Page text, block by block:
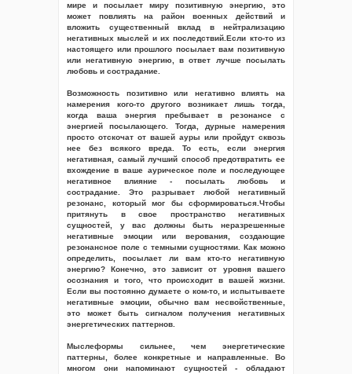
мире и посылает миру позитивную энергию, это
может повлиять на район военных действий и
вложить существенный вклад в нейтрализацию
негативных мыслей и их последствий.Если кто-то из
настоящего или прошлого посылает вам позитивную
или негативную энергию, в ответ лучше посылать
любовь и сострадание.
Возможность позитивно или негативно влиять на
намерения кого-то другого возникает лишь тогда,
когда ваша энергия пребывает в резонансе с
энергией посылающего. Тогда, дурные намерения
просто отскочат от вашей ауры или пройдут сквозь
нее без всякого вреда. То есть, если энергия
негативная, самый лучший способ предотвратить ее
вхождение в ваше аурическое поле и последующее
негативное влияние - посылать любовь и
сострадание. Это разрывает любой негативный
резонанс, который мог бы сформироваться.Чтобы
притянуть в свое пространство негативных
сущностей, у вас должны быть неразрешенные
негативные эмоции или верования, создающие
резонансное поле с темными сущностями. Как можно
определить, посылает ли вам кто-то негативную
энергию? Конечно, это зависит от уровня вашего
осознания и того, что происходит в вашей жизни.
Если вы постоянно думаете о ком-то, и испытываете
негативные эмоции, обычно вам несвойственные,
это может быть сигналом получения негативных
энергетических паттернов.
Мыслеформы сильнее, чем энергетические
паттерны, более конкретные и направленные. Во
многом они напоминают сущностей - обладают